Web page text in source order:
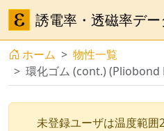
誘電率・透磁率デー
ホーム
物性一覧
環化ゴム (cont.) (Pliobond
未登録ユーザは温度範